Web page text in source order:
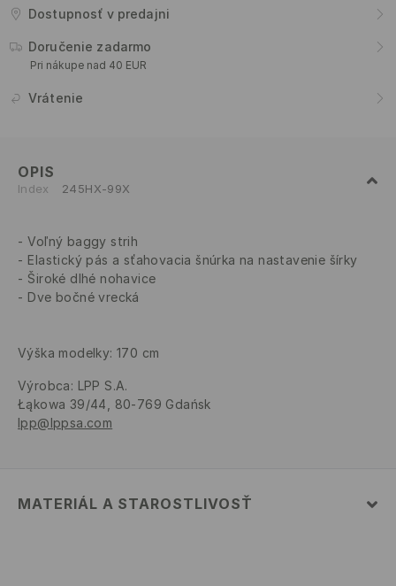
Dostupnosť v predajni
Doručenie zadarmo
Pri nákupe nad 40 EUR
Vrátenie
OPIS
Index 245HX-99X
Voľný baggy strih
Elastický pás a sťahovacia šnúrka na nastavenie šírky
Široké dlhé nohavice
Dve bočné vrecká
Výška modelky: 170 cm
Výrobca: LPP S.A.
Łąkowa 39/44, 80-769 Gdańsk
lpp@lppsa.com
MATERIÁL A STAROSTLIVOSŤ